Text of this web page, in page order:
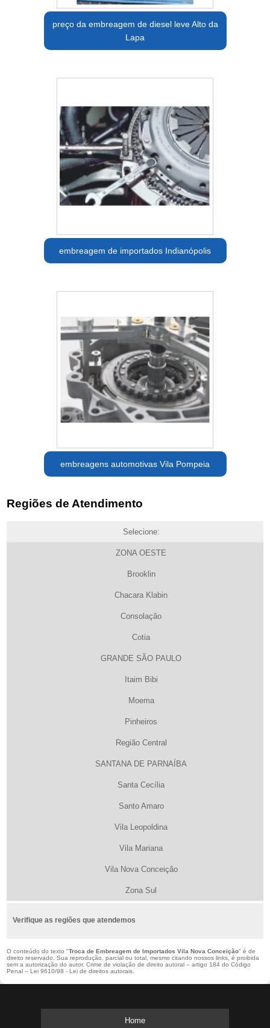
preço da embreagem de diesel leve Alto da
Lapa
embreagem de importados Indianópolis
embreagens automotivas Vila Pompeia
Regiões de Atendimento
Selecione:
ZONA OESTE
Brooklin
Chacara Klabin
Consolação
Cotia
GRANDE SÃO PAULO
Itaim Bibi
Moema
Pinheiros
Região Central
SANTANA DE PARNAÍBA
Santa Cecília
Santo Amaro
Vila Leopoldina
Vila Mariana
Vila Nova Conceição
Zona Sul
Verifique as regiões que atendemos
O conteúdo do texto "Troca de Embreagem de Importados Vila Nova Conceição" é de
direito reservado. Sua reprodução, parcial ou total, mesmo citando nossos links, é proibida
sem a autorização do autor. Crime de violação de direito autoral – artigo 184 do Código
Penal –Lei 9610/98 - Lei de direitos autorais
Home